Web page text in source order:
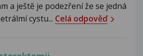
a ještě je podezření že se jedná
cystu... Celá odpověď